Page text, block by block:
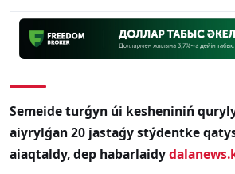
Semeide turǵyn úi kesheniniń
aiyrylǵan 20 jastaǵy stýdentke
aiaqtaldy, dep habarlaidy